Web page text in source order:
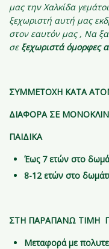
μας την Χαλκίδα
ξεχωριστή αυτή μας
στον εαυτόν μας , Να
σε ξεχωριστά όμορφες
ΣΥΜΜΕΤΟΧΗ ΚΑΤΑ
ΔΙΑΦΟΡΑ ΣΕ
ΠΑΙΔΙΚΑ
Έως 7 ετών στο
8-12 ετών στο
ΣΤΗ ΠΑΡΑΠΑΝΩ ΤΙΜΗ
Μεταφορά με